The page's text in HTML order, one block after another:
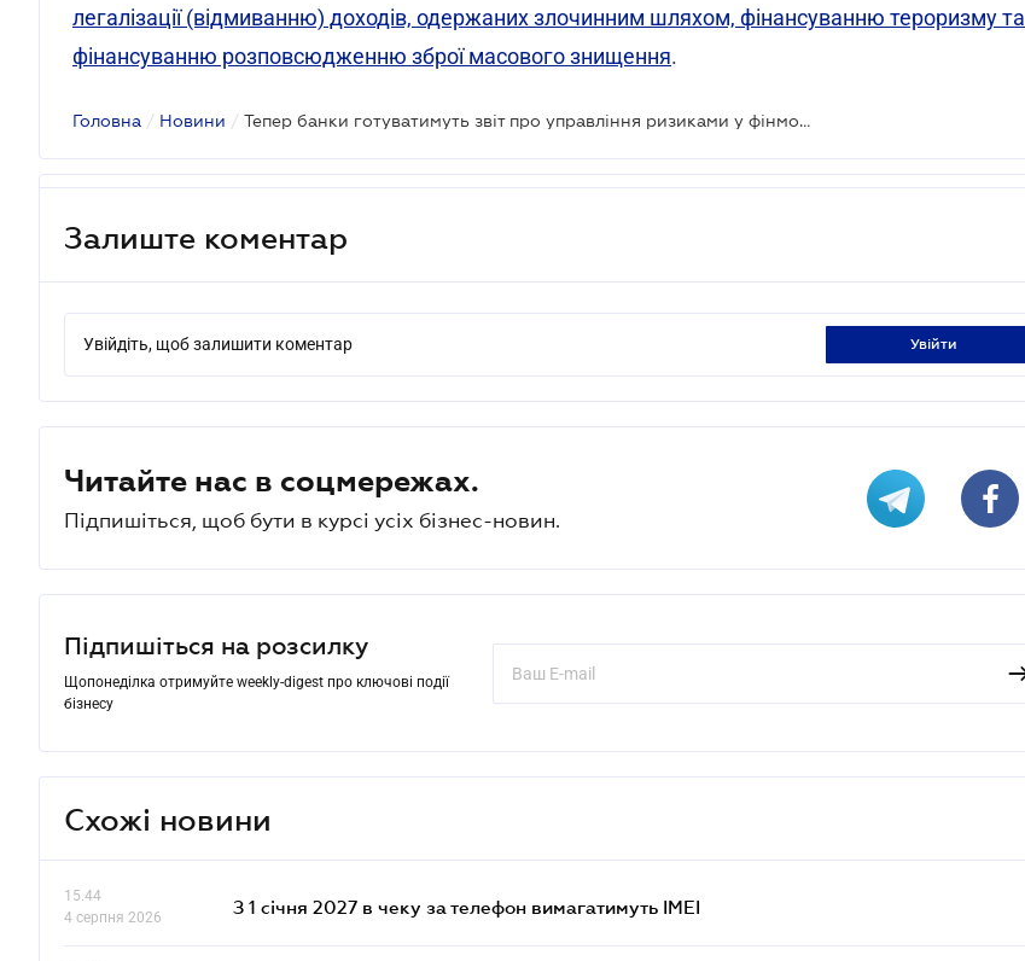
легалізації (відмиванню) доходів, одержаних злочинним шляхом, фінансуванню тероризму та
фінансуванню розповсюдженню зброї масового знищення.
Головна / Новини / Тепер банки готуватимуть звіт про управління ризиками у фінмониторингу щорічно, а не щоквартально
Залиште коментар
Увійдіть, щоб залишити коментар увійти
Читайте нас в соцмережах.
Підпишіться, щоб бути в курсі усіх бізнес-новин.
Підпишіться на розсилку
Щопонеділка отримуйте weekly-digest про ключові події
бізнесу
Схожі новини
15.44
4 серпня 2026
З 1 січня 2027 в чеку за телефон вимагатимуть IMEI